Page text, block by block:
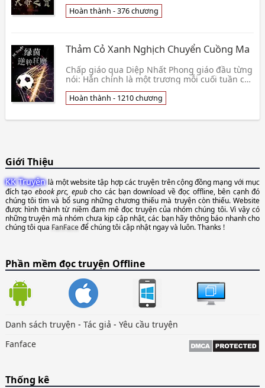
Chi Nhất Thương
Hoàn thành - 376 chương
Thảm Cỏ Xanh Nghịch Chuyển Cuồng Ma
Chấp giáo qua Diệp Nhất Phong giáo đầu từng
nói: Hắn chính là một trương mỗi cuối tuần có
khảo sát👦 Thiên Thiên Bất Hưu
Hoàn thành - 1210 chương
Giới Thiệu
KK Truyệnlà một website tập hợp các truyện trên cộng đồng mạng với mục
đích tạoebook prc, epubcho các bạn download về đọc offline, bên cạnh đó
chúng tôi tìm và bổ sung những chương thiếu mà truyện còn thiếu. Website
được hình thành từ niềm đam mê đọc truyện của nhóm chúng tôi. Vì vậy có
những truyện mà nhóm chưa kịp cập nhật, các bạn hãy thông báo nhanh cho
chúng tôi qua FanFaceđể chúng tôi cập nhật ngay và luôn. Thanks !
Phần mềm đọc truyện Offline
Danh sách truyện - Tác giả - Yêu cầu truyện
Fanface
Thống kê